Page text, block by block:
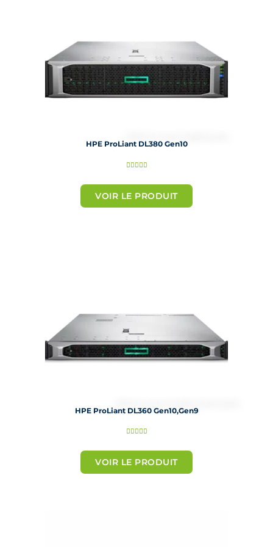
HPE ProLiant DL380 Gen10
N
t
é
VOIR LE PRODUIT
HPE ProLiant DL360 Gen10,Gen9
N
t
é
VOIR LE PRODUIT